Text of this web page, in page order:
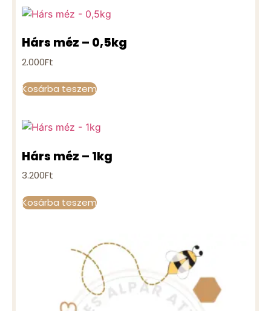
Hárs méz – 0,5kg
2.000Ft
Kosárba teszem
Hárs méz – 1kg
3.200Ft
Kosárba teszem